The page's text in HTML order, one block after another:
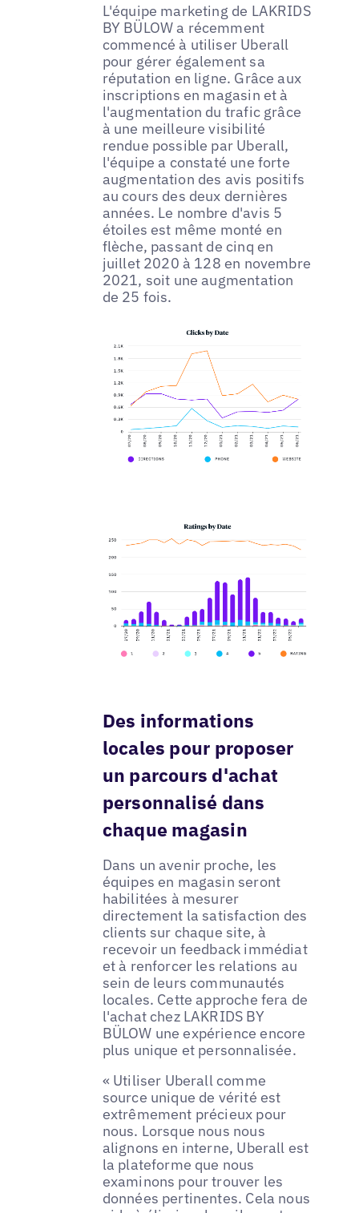
L'équipe marketing de LAKRIDS
BY BÜLOW a récemment
commencé à utiliser Uberall
pour gérer également sa
réputation en ligne. Grâce aux
inscriptions en magasin et à
l'augmentation du trafic grâce
à une meilleure visibilité
rendue possible par Uberall,
l'équipe a constaté une forte
augmentation des avis positifs
au cours des deux dernières
années. Le nombre d'avis 5
étoiles est même monté en
flèche, passant de cinq en
juillet 2020 à 128 en novembre
2021, soit une augmentation
de 25 fois.
Des informations
locales pour proposer
un parcours d'achat
personnalisé dans
chaque magasin
Dans un avenir proche, les
équipes en magasin seront
habilitées à mesurer
directement la satisfaction des
clients sur chaque site, à
recevoir un feedback immédiat
et à renforcer les relations au
sein de leurs communautés
locales. Cette approche fera de
l'achat chez LAKRIDS BY
BÜLOW une expérience encore
plus unique et personnalisée.
« Utiliser Uberall comme
source unique de vérité est
extrêmement précieux pour
nous. Lorsque nous nous
alignons en interne, Uberall est
la plateforme que nous
examinons pour trouver les
données pertinentes. Cela nous